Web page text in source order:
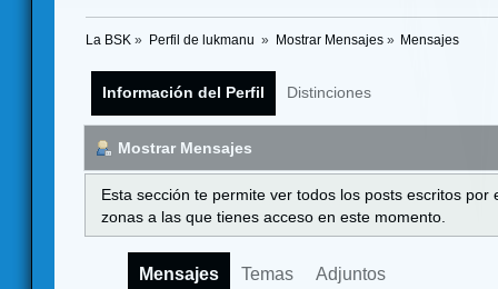
La BSK » Perfil de lukmanu » Mostrar Mensajes» Mensajes
Información del Perfil Distinciones
Mostrar Mensajes
Esta sección te permite ver todos los posts escritos
zonas a las que tienes acceso en este momento.
Mensajes Temas Adjuntos